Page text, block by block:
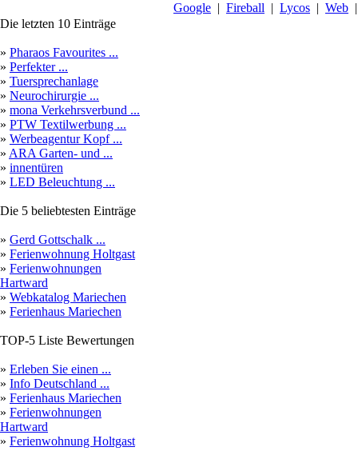
Die letzten 10 Einträge
» Pharaos Favourites ...
» Perfekter ...
» Tuersprechanlage
» Neurochirurgie ...
» mona Verkehrsverbund ...
» PTW Textilwerbung ...
» Werbeagentur Kopf ...
» ARA Garten- und ...
» innentüren
» LED Beleuchtung ...
Die 5 beliebtesten Einträge
» Gerd Gottschalk ...
» Ferienwohnung Holtgast
» Ferienwohnungen
Hartward
» Webkatalog Mariechen
» Ferienhaus Mariechen
TOP-5 Liste Bewertungen
» Erleben Sie einen ...
» Info Deutschland ...
» Ferienhaus Mariechen
» Ferienwohnungen
Hartward
» Ferienwohnung Holtgast
Google | Fireball | Lycos | Web